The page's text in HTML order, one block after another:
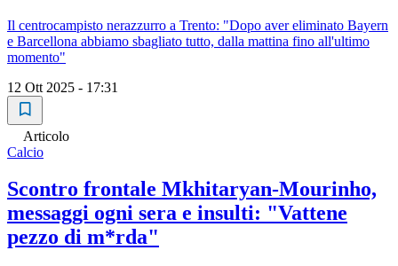
Il centrocampisto nerazzurro a Trento: "Dopo aver eliminato Bayern
e Barcellona abbiamo sbagliato tutto, dalla mattina fino all'ultimo
momento"
12 Ott 2025 - 17:31
Articolo
Calcio
Scontro frontale Mkhitaryan-Mourinho,
messaggi ogni sera e insulti: "Vattene
pezzo di m*rda"